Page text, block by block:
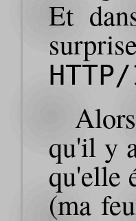
Et
qu'il y
qu'elle
(ma